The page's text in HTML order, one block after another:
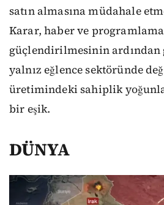
satın almasına müdahale
Karar, haber ve
güçlendirilmesinin ardından
yalnız eğlence sektöründe
üretimindeki sahiplik
bir eşik.
DÜNYA